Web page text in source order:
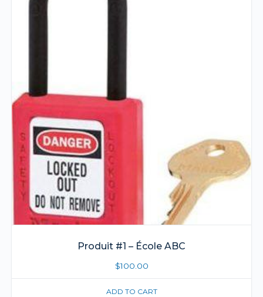
Produit #1 – École ABC
$100.00
ADD TO CART